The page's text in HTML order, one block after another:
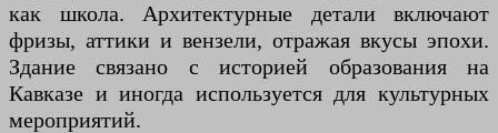
как школа. Архитектурные детали включают
фризы, аттики и вензели, отражая вкусы эпохи.
Здание связано с историей образования на
Кавказе и иногда используется для культурных
мероприятий.